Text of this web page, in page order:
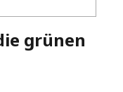
grünen